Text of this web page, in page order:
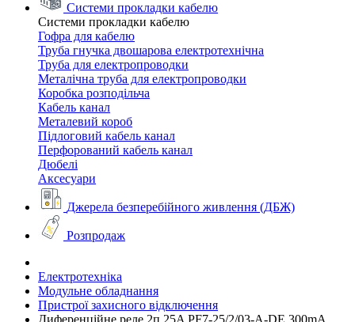
Системи прокладки кабелю
Системи прокладки кабелю
Гофра для кабелю
Труба гнучка двошарова електротехнічна
Труба для електропроводки
Металічна труба для електропроводки
Коробка розподільча
Кабель канал
Металевий короб
Підлоговий кабель канал
Перфорований кабель канал
Дюбелі
Аксесуари
Джерела безперебійного живлення (ДБЖ)
Розпродаж
Електротехніка
Модульне обладнання
Пристрої захисного відключення
Диференційне реле 2п 25A PF7-25/2/03-А-DE 300mA